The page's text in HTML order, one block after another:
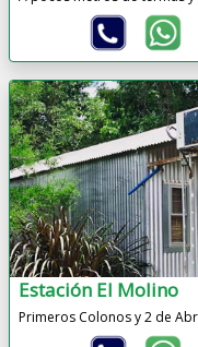
Estación El Molino
Primeros Colonos y 2 de